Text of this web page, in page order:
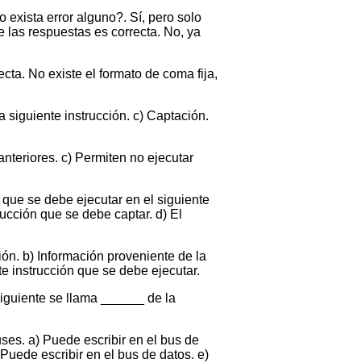
exista error alguno?. Sí, pero solo
las respuestas es correcta. No, ya
No existe el formato de coma fija,
siguiente instrucción. c) Captación.
c) Permiten no ejecutar
se debe ejecutar en el siguiente
que se debe captar. d) El
b) Información proveniente de la
instrucción que se debe ejecutar.
se llama ______ de la
a) Puede escribir en el bus de
escribir en el bus de datos. e)